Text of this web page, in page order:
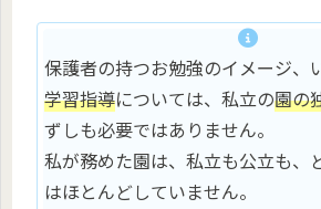
保護者の持つお勉強のイメージ、
学習指導については、私立の園の
ずしも必要ではありません。
私が務めた園は、私立も公立も、
はほとんどしていません。